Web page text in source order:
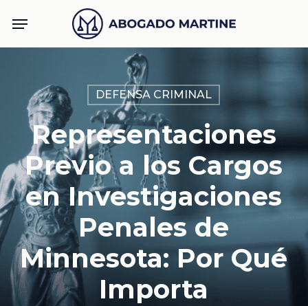
Menu
DEFENSA CRIMINAL
Representaciones
Previo a los Cargos
en Investigaciones
Penales de
Minnesota: Por Qué
Importa